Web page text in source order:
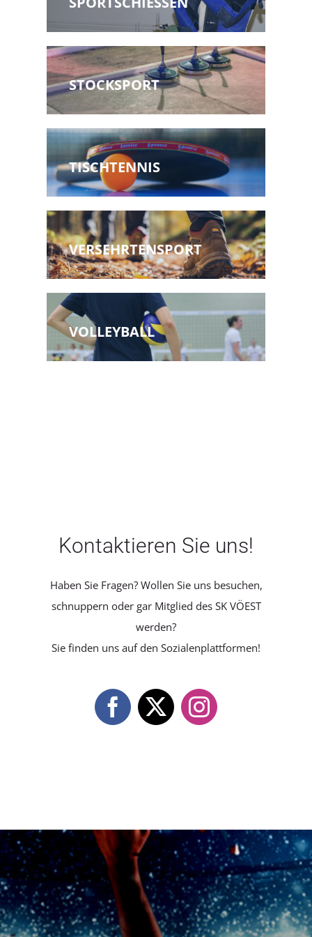
STOCKSPORT
TISCHTENNIS
VERSEHRTENSPORT
VOLLEYBALL
Kontaktieren Sie uns!
Haben Sie Fragen? Wollen Sie uns besuchen,
schnuppern oder gar Mitglied des SK VÖEST
werden?
Sie finden uns auf den Sozialenplattformen!